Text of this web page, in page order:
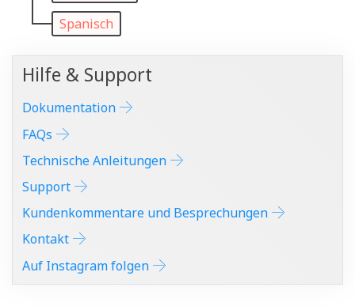
Spanisch
Hilfe & Support
Dokumentation
FAQs
Technische Anleitungen
Support
Kundenkommentare und Besprechungen
Kontakt
Auf Instagram folgen